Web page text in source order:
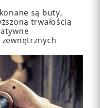
są buty,
trwałością
zewnętrznych